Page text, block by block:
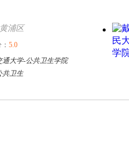
黄浦区
5.0
通大学-公共卫生学院
共卫生
天津市